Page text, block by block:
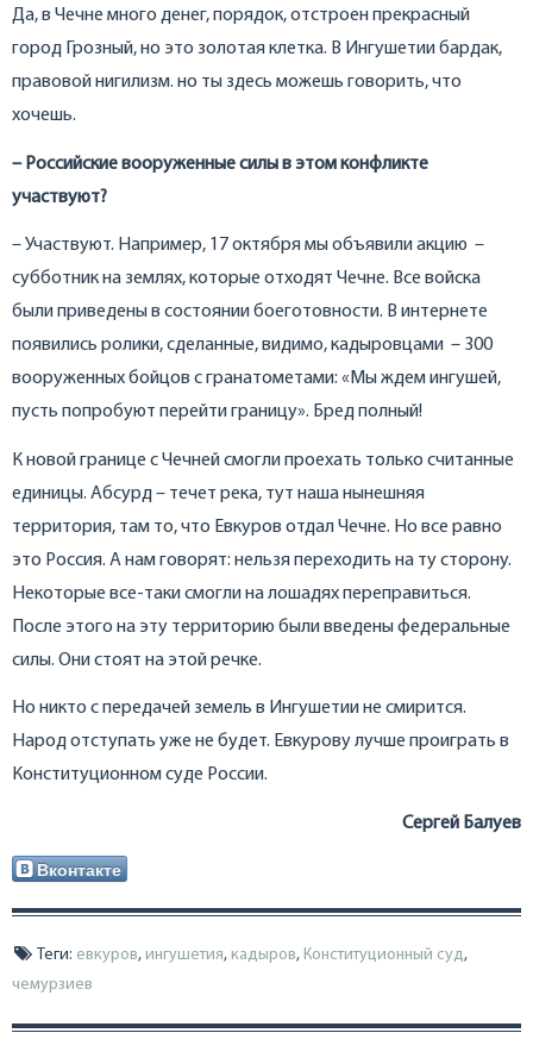
Да, в Чечне много денег, порядок, отстроен прекрасный
город Грозный, но это золотая клетка. В Ингушетии бардак,
правовой нигилизм. но ты здесь можешь говорить, что
хочешь.
– Российские вооруженные силы в этом конфликте
участвуют?
– Участвуют. Например, 17 октября мы объявили акцию –
субботник на землях, которые отходят Чечне. Все войска
были приведены в состоянии боеготовности. В интернете
появились ролики, сделанные, видимо, кадыровцами – 300
вооруженных бойцов с гранатометами: «Мы ждем ингушей,
пусть попробуют перейти границу». Бред полный!
К новой границе с Чечней смогли проехать только считанные
единицы. Абсурд – течет река, тут наша нынешняя
территория, там то, что Евкуров отдал Чечне. Но все равно
это Россия. А нам говорят: нельзя переходить на ту сторону.
Некоторые все-таки смогли на лошадях переправиться.
После этого на эту территорию были введены федеральные
силы. Они стоят на этой речке.
Но никто с передачей земель в Ингушетии не смирится.
Народ отступать уже не будет. Евкурову лучше проиграть в
Конституционном суде России.
Сергей Балуев
Вконтакте
Теги: евкуров, ингушетия, кадыров, Конституционный суд,
чемурзиев